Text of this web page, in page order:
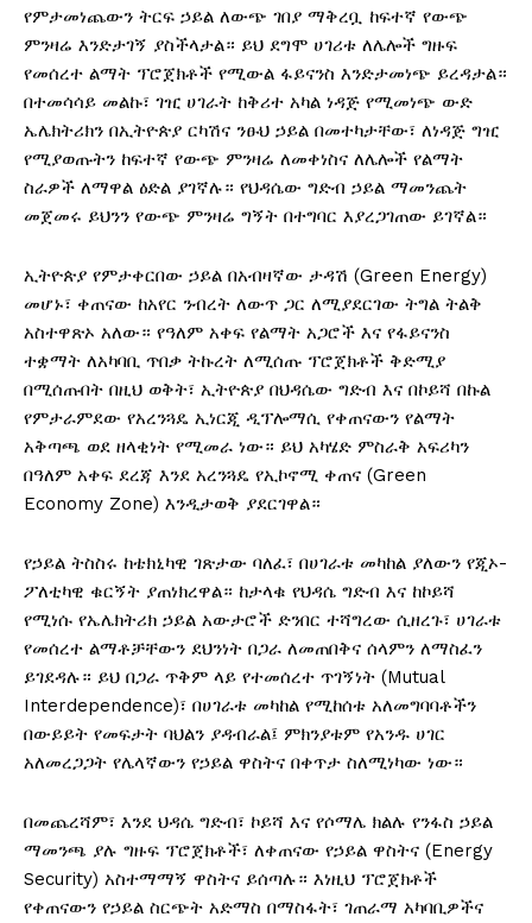
የምታመነጨውን ትርፍ ኃይል ለውጭ ገበያ ማቅረቧ ከፍተኛ የውጭ
ምንዛሬ እንድታገኝ ያስችላታል። ይህ ደግሞ ሀገሪቱ ለሌሎች ግዙፍ
የመሰረተ ልማት ፕሮጀክቶች የሚውል ፋይናንስ እንድታመነጭ ይረዳታል።
በተመሳሳይ መልኩ፣ ገዢ ሀገራት ከቅሪተ አካል ነዳጅ የሚመነጭ ውድ
ኤሌክትሪክን በኢትዮጵያ ርካሽና ንፁህ ኃይል በመተካታቸው፣ ለነዳጅ ግዢ
የሚያወጡትን ከፍተኛ የውጭ ምንዛሬ ለመቀነስና ለሌሎች የልማት
ስራዎች ለማዋል ዕድል ያገኛሉ። የህዳሴው ግድብ ኃይል ማመንጨት
መጀመሩ ይህንን የውጭ ምንዛሬ ግኝት በተግባር እያረጋገጠው ይገኛል።
ኢትዮጵያ የምታቀርበው ኃይል በአብዛኛው ታዳሽ (Green Energy)
መሆኑ፣ ቀጠናው ከአየር ንብረት ለውጥ ጋር ለሚያደርገው ትግል ትልቅ
አስተዋጽኦ አለው። የዓለም አቀፍ የልማት አጋሮች እና የፋይናንስ
ተቋማት ለአካባቢ ጥበቃ ትኩረት ለሚሰጡ ፕሮጀክቶች ቅድሚያ
በሚሰጡበት በዚህ ወቅት፣ ኢትዮጵያ በህዳሴው ግድብ እና በኮይሻ በኩል
የምታራምደው የአረንጓዴ ኢነርጂ ዲፕሎማሲ የቀጠናውን የልማት
አቅጣጫ ወደ ዘላቂነት የሚመራ ነው። ይህ አካሄድ ምስራቅ አፍሪካን
በዓለም አቀፍ ደረጃ እንደ አረንጓዴ የኢኮኖሚ ቀጠና (Green
Economy Zone) እንዲታወቅ ያደርገዋል።
የኃይል ትስስሩ ከቴክኒካዊ ገጽታው ባለፈ፣ በሀገራቱ መካከል ያለውን የጂኦ-
ፖለቲካዊ ቁርኝት ያጠነክረዋል። ከታላቁ የህዳሴ ግድብ እና ከኮይሻ
የሚነሱ የኤሌክትሪክ ኃይል አውታሮች ድንበር ተሻግረው ሲዘረጉ፣ ሀገራቱ
የመሰረተ ልማቶቻቸውን ደህንነት በጋራ ለመጠበቅና ሰላምን ለማስፈን
ይገደዳሉ። ይህ በጋራ ጥቅም ላይ የተመሰረተ ጥገኝነት (Mutual
Interdependence)፣ በሀገራቱ መካከል የሚከሰቱ አለመግባባቶችን
በውይይት የመፍታት ባህልን ያዳብራል፤ ምክንያቱም የአንዱ ሀገር
አለመረጋጋት የሌላኛውን የኃይል ዋስትና በቀጥታ ስለሚነካው ነው።
በመጨረሻም፣ እንደ ህዳሴ ግድብ፣ ኮይሻ እና የሶማሌ ክልሉ የንፋስ ኃይል
ማመንጫ ያሉ ግዙፍ ፕሮጀክቶች፣ ለቀጠናው የኃይል ዋስትና (Energy
Security) አስተማማኝ ዋስትና ይሰጣሉ። እነዚህ ፕሮጀክቶች
የቀጠናውን የኃይል ስርጭት አድማስ በማስፋት፣ ገጠራማ አካባቢዎችና